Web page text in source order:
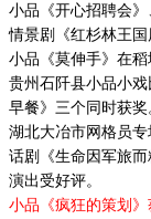
小品《开心招聘会
情景剧《红杉林王
小品 《莫伸手》在
贵州石阡县小品小
早餐》三个同时获奖
湖北大冶市网格员
话剧《生命因军旅而
演出受好评。
小品《疯狂的策划